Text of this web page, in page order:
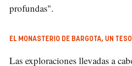
profundas".
EL MONASTERIO DE BARGOTA, UN
Las exploraciones llevadas a